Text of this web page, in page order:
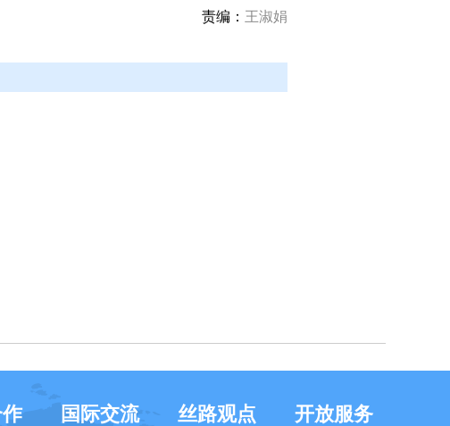
责编： 王淑娟
国际交流 丝路观点 开放服务